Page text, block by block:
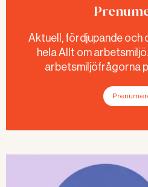
Aktuell, fördjupande och
hela Allt om
arbetsmiljöfrågorna